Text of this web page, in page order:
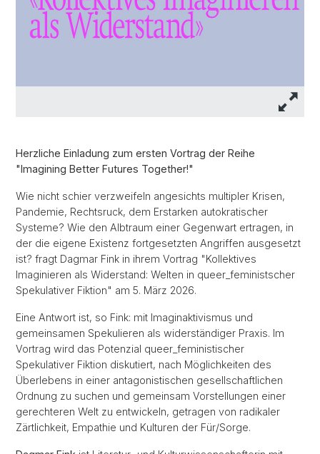
Herzliche Einladung zum ersten Vortrag der Reihe
"Imagining Better Futures Together!"
Wie nicht schier verzweifeln angesichts multipler Krisen,
Pandemie, Rechtsruck, dem Erstarken autokratischer
Systeme? Wie den Albtraum einer Gegenwart ertragen, in
der die eigene Existenz fortgesetzten Angriffen ausgesetzt
ist? fragt Dagmar Fink in ihrem Vortrag "Kollektives
Imaginieren als Widerstand: Welten in queer_feministscher
Spekulativer Fiktion" am 5. März 2026.
Eine Antwort ist, so Fink: mit Imaginaktivismus und
gemeinsamen Spekulieren als widerständiger Praxis. Im
Vortrag wird das Potenzial queer_feministischer
Spekulativer Fiktion diskutiert, nach Möglichkeiten des
Überlebens in einer antagonistischen gesellschaftlichen
Ordnung zu suchen und gemeinsam Vorstellungen einer
gerechteren Welt zu entwickeln, getragen von radikaler
Zärtlichkeit, Empathie und Kulturen der Für/Sorge.